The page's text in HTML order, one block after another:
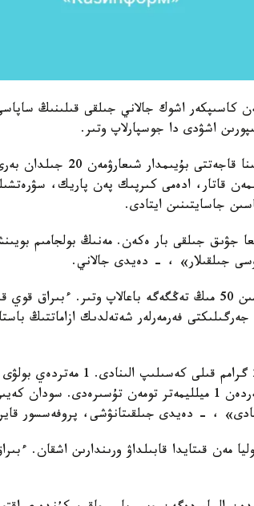
كاسىپكەر اشوك جالاني جىلقى قىلىنىڭ
اشۋدى دا جوسپارلاپ وتىر.
اشوك جالاني ءسان
قاتار، ادەمى كىرپىك پەن پاريك،
جاسايتىنىن ايتادى.
وسى جىلقىلار» ، - دەيدى جالاني.
كاسىپكەر شيكىزاتتىڭ ءار كەلىسىن 50 مىڭ تەڭگەگە باعالاپ
فەرمەرلەر شەتەلدىك ازاماتتىڭ
«ءار جىلقىدان قۇيرىعىنان 200
قۇيىمشاق ومىرتقاسى بىتكەن جەردەن 1 ميلليمەتر تومەن
، - دەيدى جىلقىتانۋشى، پروفەسسور
مەن قىتايدا قابىلداۋ ورىندارىن اشقان.